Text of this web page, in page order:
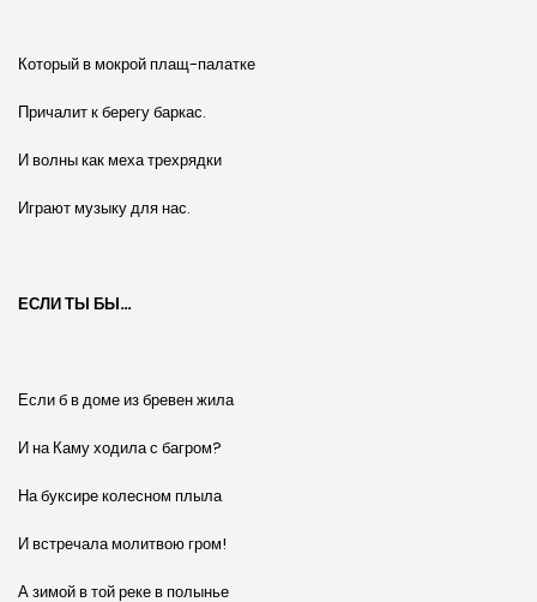
Который в мокрой плащ-палатке
Причалит к берегу баркас.
И волны как меха трехрядки
Играют музыку для нас.
ЕСЛИ ТЫ БЫ…
Если б в доме из бревен жила
И на Каму ходила с багром?
На буксире колесном плыла
И встречала молитвою гром!
А зимой в той реке в полынье